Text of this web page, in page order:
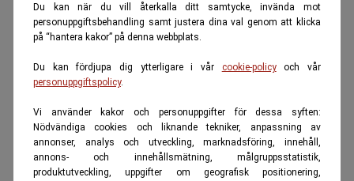
Du kan när du vill återkalla ditt samtycke, invända mot
personuppgiftsbehandling samt justera dina val genom att klicka
på “hantera kakor” på denna webbplats.
Du kan fördjupa dig ytterligare i vår cookie-policyoch vår
personuppgiftspolicy.
Vi använder kakor och personuppgifter för dessa syften:
Nödvändiga cookies och liknande tekniker, anpassning av
annonser, analys och utveckling, marknadsföring, innehåll,
annons- och innehållsmätning, målgruppsstatistik,
produktutveckling, uppgifter om geografisk positionering,